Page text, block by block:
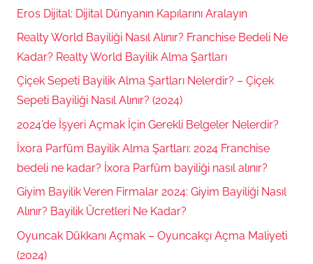
Eros Dijital: Dijital Dünyanın Kapılarını Aralayın
Realty World Bayiliği Nasıl Alınır? Franchise Bedeli Ne
Kadar? Realty World Bayilik Alma Şartları
Çiçek Sepeti Bayilik Alma Şartları Nelerdir? – Çiçek
Sepeti Bayiliği Nasıl Alınır? (2024)
2024’de İşyeri Açmak İçin Gerekli Belgeler Nelerdir?
İxora Parfüm Bayilik Alma Şartları: 2024 Franchise
bedeli ne kadar? İxora Parfüm bayiliği nasıl alınır?
Giyim Bayilik Veren Firmalar 2024: Giyim Bayiliği Nasıl
Alınır? Bayilik Ücretleri Ne Kadar?
Oyuncak Dükkanı Açmak – Oyuncakçı Açma Maliyeti
(2024)